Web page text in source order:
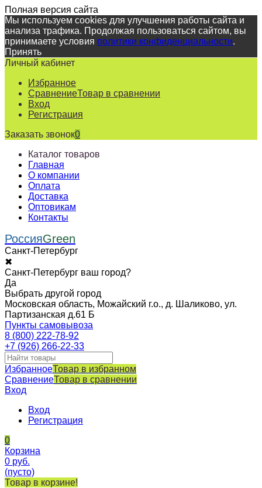
Полная версия сайта
Мы используем cookies для улучшения работы сайта и
анализа трафика. Продолжая пользоваться сайтом, вы
принимаете условия политики конфиденциальности.
Принять
Личный кабинет
Избранное
СравнениеТовар в сравнении
Вход
Регистрация
Заказать звонок0
Каталог товаров
Главная
О компании
Оплата
Доставка
Оптовикам
Контакты
РоссияGreen
Санкт-Петербург
✖
Санкт-Петербург ваш город?
Да
Выбрать другой город
Московская область, Можайский г.о., д. Шаликово, ул.
Партизанская д.61 Б
Пункты самовывоза
8 (800) 222-78-92
+7 (926) 266-22-33
ИзбранноеТовар в избранном
СравнениеТовар в сравнении
Вход
Вход
Регистрация
0
Корзина
0 руб.
(пусто)
Товар в корзине!